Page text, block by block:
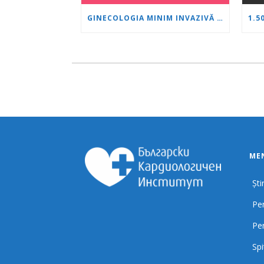
GINECOLOGIA MINIM INVAZIVĂ CA STANDARD: O NOUĂ GENERAȚIE DE SPECIALIȘTI SE FORMEAZĂ LA „INIMĂ ȘI CREIER“